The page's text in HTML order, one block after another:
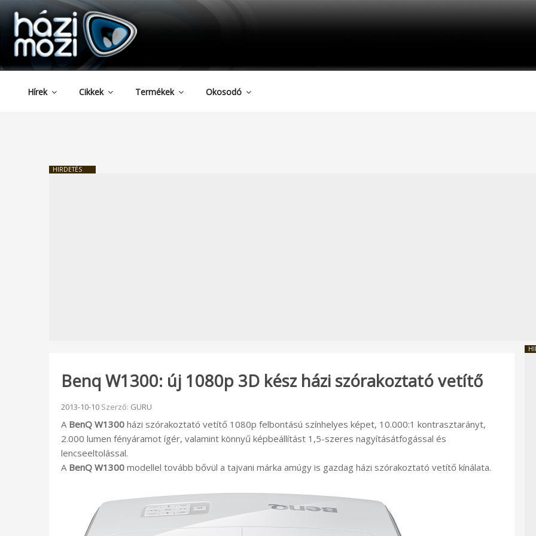
Tartalomhoz
HAZIMOZI
Hírek Cikkek Termékek Okosodó
HIRDETÉS
Benq W1300: új 1080p 3D kész házi szórakoztató vetítő
Beküldve:
2013-10-10 Szerző: GURU
A BenQ W1300 házi szórakoztató vetítő 1080p felbontású színhelyes képet, 10.000:1 kontrasztarányt,
2.000 lumen fényáramot ígér, valamint könnyű képbeállítást 1,5-szeres nagyításátfogással és
lencseeltolással.
A BenQ W1300 modellel tovább bővül a tajvani márka amúgy is gazdag házi szórakoztató vetítő kínálata.